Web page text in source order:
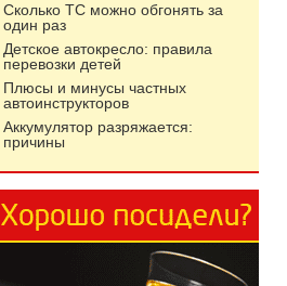
Сколько ТС можно обгонять за
один раз
Детское автокресло: правила
перевозки детей
Плюсы и минусы частных
автоинструкторов
Аккумулятор разряжается:
причины